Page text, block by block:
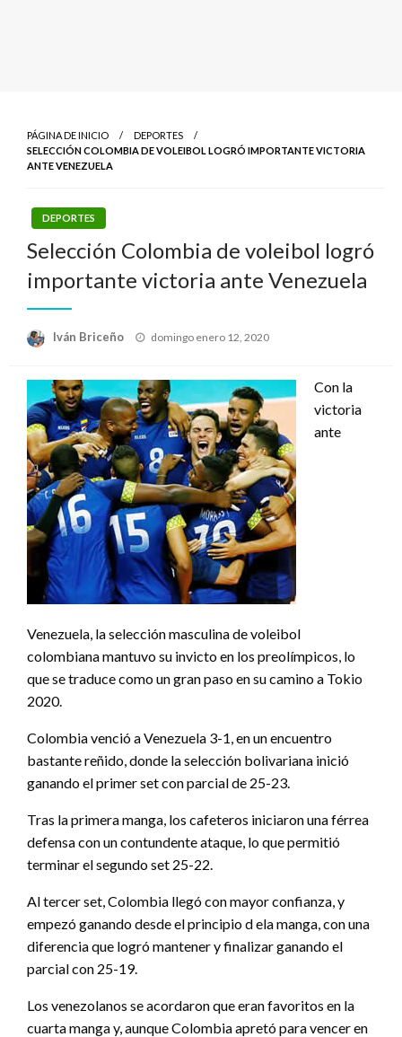
PÁGINA DE INICIO
DEPORTES
SELECCIÓN COLOMBIA DE VOLEIBOL LOGRÓ IMPORTANTE VICTORIA
ANTE VENEZUELA
DEPORTES
Selección Colombia de voleibol logró
importante victoria ante Venezuela
Iván Briceño
Publicado
domingo enero 12, 2020
Con la
victoria
ante
Venezuela, la selección masculina de voleibol
colombiana mantuvo su invicto en los preolímpicos, lo
que se traduce como un gran paso en su camino a Tokio
2020.
Colombia venció a Venezuela 3-1, en un encuentro
bastante reñido, donde la selección bolivariana inició
ganando el primer set con parcial de 25-23.
Tras la primera manga, los cafeteros iniciaron una férrea
defensa con un contundente ataque, lo que permitió
terminar el segundo set 25-22.
Al tercer set, Colombia llegó con mayor confianza, y
empezó ganando desde el principio d ela manga, con una
diferencia que logró mantener y finalizar ganando el
parcial con 25-19.
Los venezolanos se acordaron que eran favoritos en la
cuarta manga y, aunque Colombia apretó para vencer en